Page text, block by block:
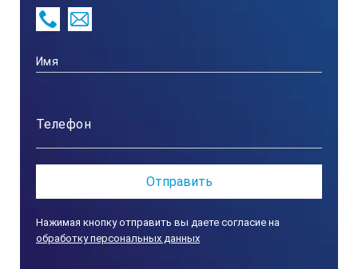
Применение Т10
трубопроводах.
датчиком для работы в режиме акустического
Нажимая кнопку отправить вы даете согласие на
обработку персональных данных